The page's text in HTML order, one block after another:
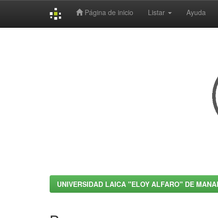
Página de inicio Listar Ayuda
UNIVERSIDAD LAICA "ELOY ALFARO" DE